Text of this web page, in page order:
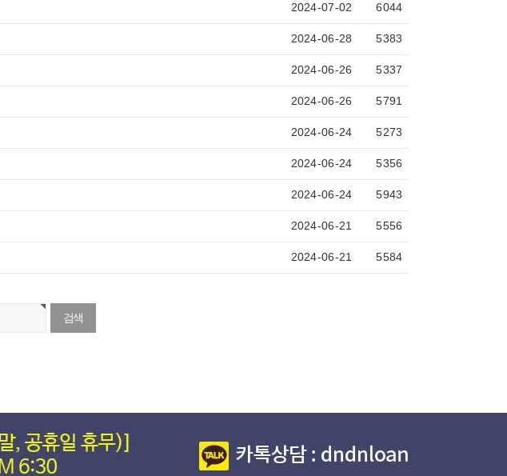
2024-07-02 6044
2024-06-28 5383
2024-06-26 5337
2024-06-26 5791
2024-06-24 5273
2024-06-24 5356
2024-06-24 5943
2024-06-21 5556
2024-06-21
5584